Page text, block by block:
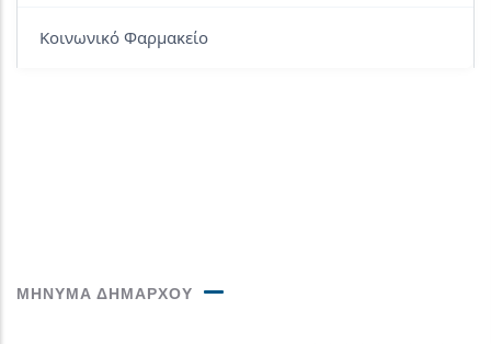
Κοινωνικό Φαρμακείο
ΜΗΝΥΜΑ ΔΗΜΑΡΧΟΥ